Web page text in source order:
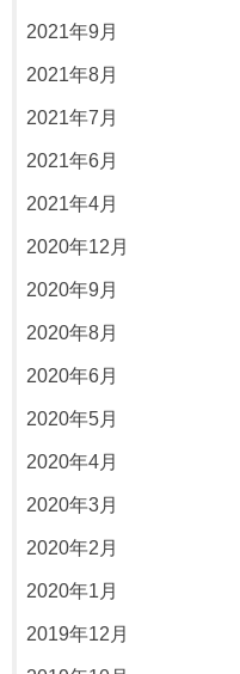
2021年9月
2021年8月
2021年7月
2021年6月
2021年4月
2020年12月
2020年9月
2020年8月
2020年6月
2020年5月
2020年4月
2020年3月
2020年2月
2020年1月
2019年12月